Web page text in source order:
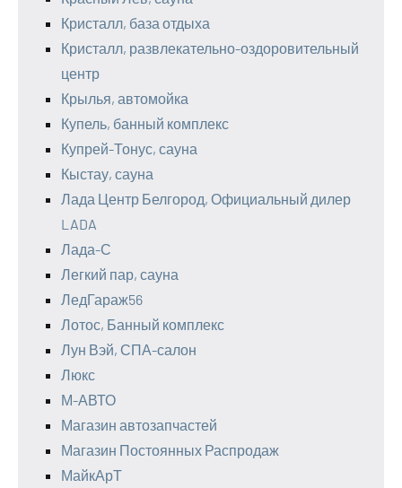
Кристалл, база отдыха
Кристалл, развлекательно-оздоровительный
центр
Крылья, автомойка
Купель, банный комплекс
Купрей-Тонус, сауна
Кыстау, сауна
Лада Центр Белгород, Официальный дилер
LADA
Лада-С
Легкий пар, сауна
ЛедГараж56
Лотос, Банный комплекс
Лун Вэй, СПА-салон
Люкс
М-АВТО
Магазин автозапчастей
Магазин Постоянных Распродаж
МайкАрТ